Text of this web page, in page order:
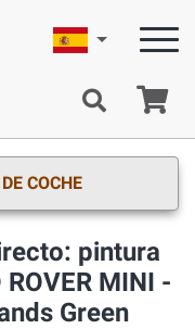
Español
COCHE
pintura
MINI -
Green